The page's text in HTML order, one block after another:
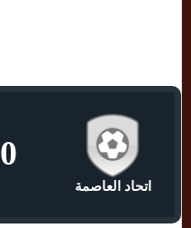
اتحاد العاصمة
0